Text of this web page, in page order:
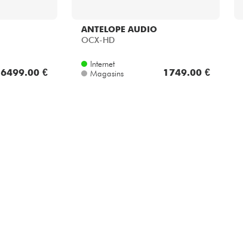
6499.00 €
ANTELOPE AUDIO
OCX-HD
Internet
Magasins
1749.00 €